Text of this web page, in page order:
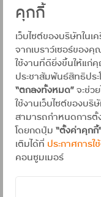
คุกกี้
เว็บไซต์ของบริษัทใน
จากเบราว์เซอร์ของ
ใช้งานที่ดียิ่งขึ้นให้แก่
ประชาสัมพันธ์สิทธิปร
“ตกลงทั้งหมด”จะช่ว
ใช้งานเว็บไซต์ของบ
สามารถกำหนดการตั้
โดยกดปุ่ม “ตั้งค่าคุก
เติมได้ที่ ประกาศการ
คอนซูมเมอร์
ผ่อนสินค้า เจ้าหน้า
ตั้งใจ และรีบตรวจ
ความคลาดเคลื่อนบ
ผลให้การคืนเงินไม่
หน้าที่ไม่ได้มองว่าเ
มองเห็น ความกังว
ด้วยความเข้าใจใน
ที่สุด เจ้าหน้าที่จึงป
ข้อมูลอย่างละเอีย
เนื่อง โดยไม่ละเลย
ทำล้วนสะท้อนถึงหัว
ปัญหา แต่คือการใส่
จะทำให้ทุกเรื่องรา